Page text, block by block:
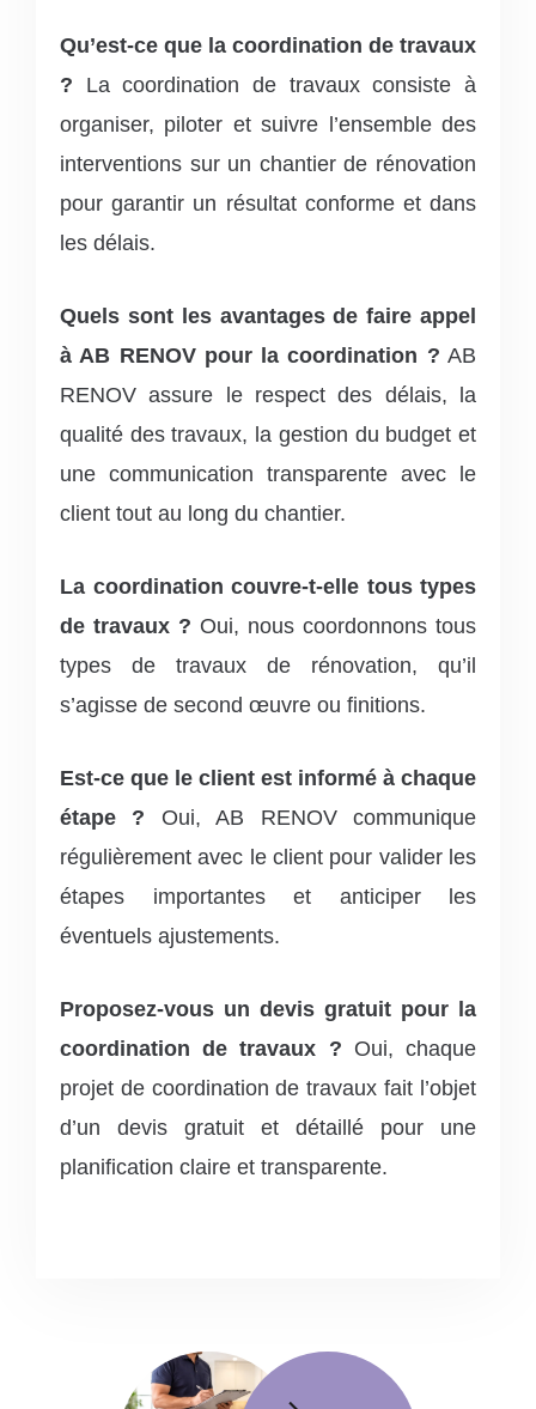
Qu’est-ce que la coordination de travaux
? La coordination de travaux consiste à
organiser, piloter et suivre l’ensemble des
interventions sur un chantier de rénovation
pour garantir un résultat conforme et dans
les délais.
Quels sont les avantages de faire appel
à AB RENOV pour la coordination ? AB
RENOV assure le respect des délais, la
qualité des travaux, la gestion du budget et
une communication transparente avec le
client tout au long du chantier.
La coordination couvre-t-elle tous types
de travaux ? Oui, nous coordonnons tous
types de travaux de rénovation, qu’il
s’agisse de second œuvre ou finitions.
Est-ce que le client est informé à chaque
étape ? Oui, AB RENOV communique
régulièrement avec le client pour valider les
étapes importantes et anticiper les
éventuels ajustements.
Proposez-vous un devis gratuit pour la
coordination de travaux ? Oui, chaque
projet de coordination de travaux fait l’objet
d’un devis gratuit et détaillé pour une
planification claire et transparente.